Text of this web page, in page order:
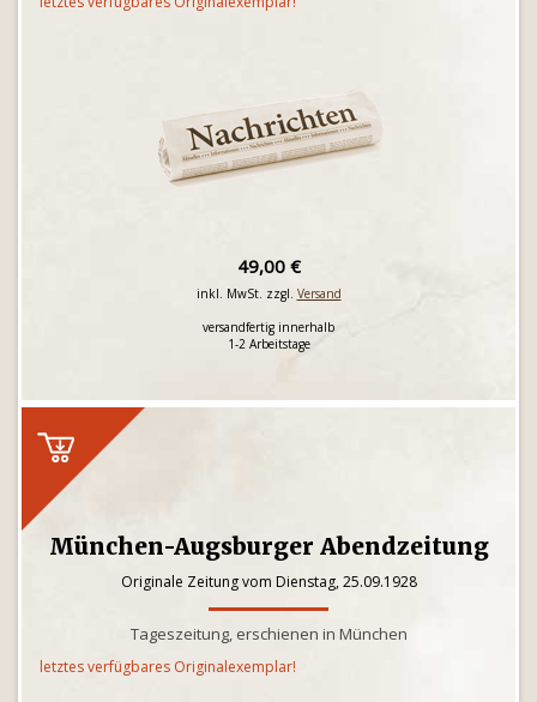
49,00 €
inkl. MwSt. zzgl. Versand
versandfertig innerhalb
1-2 Arbeitstage
München-Augsburger Abendzeitung
Originale Zeitung vom Dienstag, 25.09.1928
Tageszeitung, erschienen in München
letztes verfügbares Originalexemplar!